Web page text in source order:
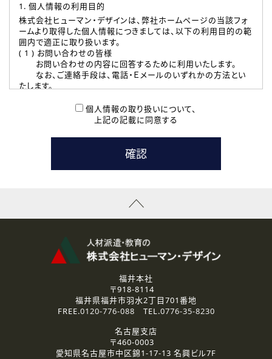
1. 個人情報の利用目的
株式会社ヒューマン・デザインは、弊社ホームページの当該フォ
ームより取得した個人情報につきましては、以下の利用目的の範
囲内で適正に取り扱います。
( 1 ) お問い合わせの皆様
お問い合わせの内容に回答するために利用いたします。
なお、ご連絡手段は、電話・Ｅメールのいずれかの方法とい
たします。
本登録に関するご連絡および本登録時の参考情報として利
たします。
( 3 ) スタッフ派遣を検討されている企業の皆様
お問い合わせの内容に回答するために利用いたします。
なお、ご連絡手段は、電話・Ｅメールのいずれかの方法とい
資料送付、受講相談に関するご連絡のために利用いたしま
その他、お問い合わせの内容に回答するために利用いたし
なお、ご連絡手段は、電話・Ｅメールのいずれかの方法とい
2.個人情報の第三者提供
ご提供いただいた個人情報は、法令等の規定に従う場合を除き、
3.個人情報の取り扱いの委託
弊社の定める個人情報保護の評価基準を満たした委託先に、個
個人情報の取り扱いについて、
上記の記載に同意する
福井本社
〒918-8114
福井県福井市羽水2丁目701番地
FREE.0120-776-088 TEL.0776-35-8230
名古屋支店
〒460-0003
愛知県名古屋市中区錦1-17-13 名興ビル7F